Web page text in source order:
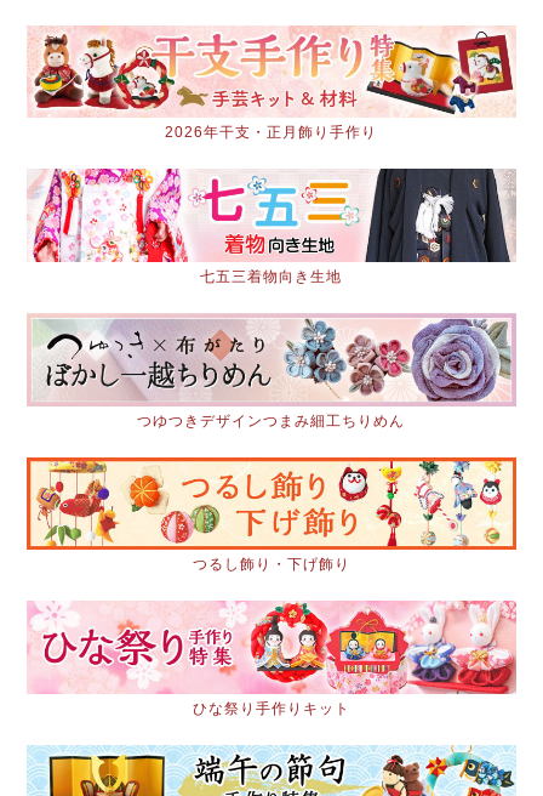
2026年干支・正月飾り手作り
七五三着物向き生地
つゆつきデザインつまみ細工ちりめん
つるし飾り・下げ飾り
ひな祭り手作りキット